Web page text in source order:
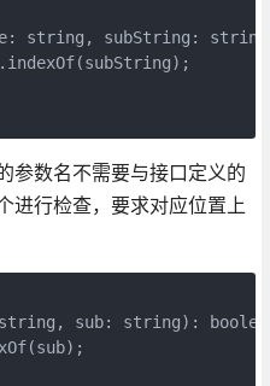
string, subString:
参数名不需要与接口定义的
进行检查，要求对应位置上
string, sub: string):